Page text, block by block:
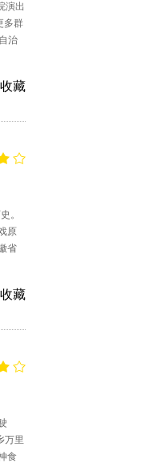
演出
多群
治
、
收藏
。
原
省
我
收藏
万里
食